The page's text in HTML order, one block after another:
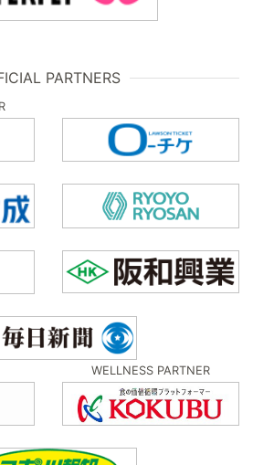
PARTNERS
WELLNESS PARTNER